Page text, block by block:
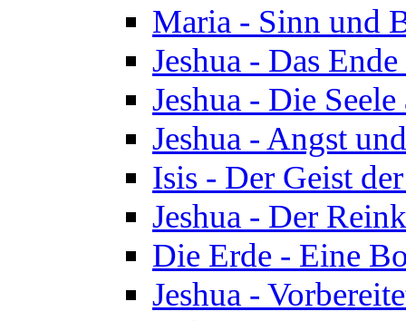
Maria - Sinn und
Jeshua - Das
Jeshua - Die
Jeshua - Angst
Isis - Der Geist
Jeshua - Der
Die Erde - Eine
Jeshua -